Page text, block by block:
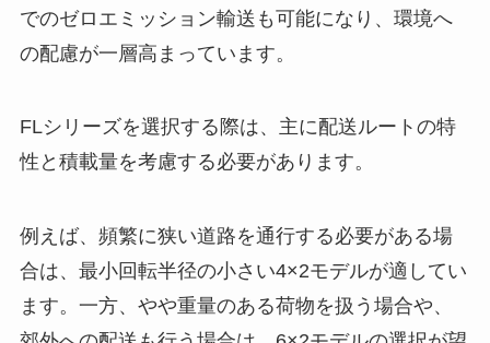
でのゼロエミッション輸送も可能になり、環境へ
の配慮が一層高まっています。
FLシリーズを選択する際は、主に配送ルートの特
性と積載量を考慮する必要があります。
例えば、頻繁に狭い道路を通行する必要がある場
合は、最小回転半径の小さい4×2モデルが適してい
ます。一方、やや重量のある荷物を扱う場合や、